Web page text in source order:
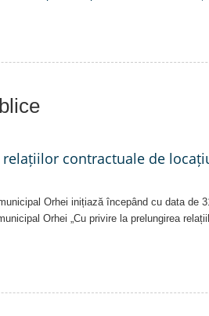
contractuale de
Orhei inițiază începând cu data de
Orhei „Cu privire la prelungirea